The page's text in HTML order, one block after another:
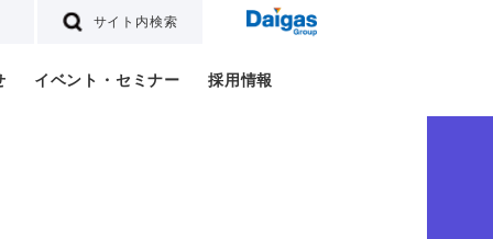
サイト内検索
イベント・セミナー 採用情報